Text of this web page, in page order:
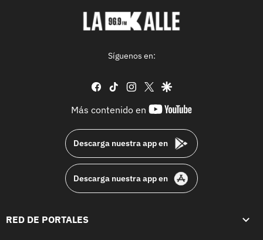
Síguenos en:
facebook
tiktok instagram
twittergoogle
Más contenido en
youtube-
Descarga nuestra app en
Descarga nuestra app en
RED DE PORTALES